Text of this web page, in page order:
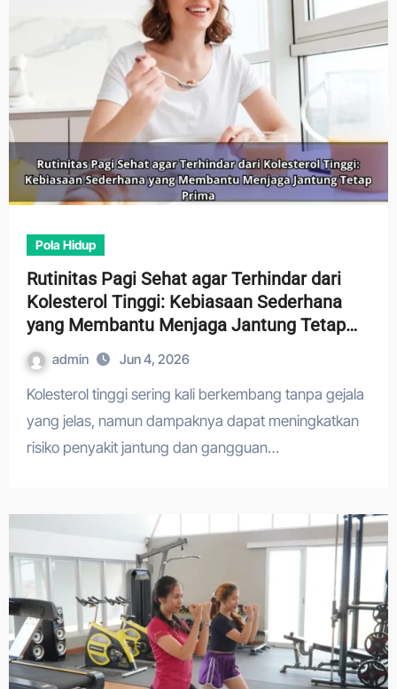
Pola Hidup
Rutinitas Pagi Sehat agar Terhindar dari
Kolesterol Tinggi: Kebiasaan Sederhana
yang Membantu Menjaga Jantung Tetap
Prima
admin Jun 4, 2026
Kolesterol tinggi sering kali berkembang tanpa gejala
yang jelas, namun dampaknya dapat meningkatkan
risiko penyakit jantung dan gangguan…